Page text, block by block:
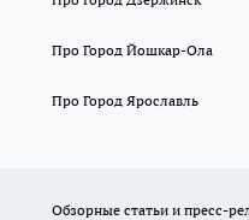
Про Город Йошкар-Ола
Про Город Ярославль
Обзорные статьи и пресс-